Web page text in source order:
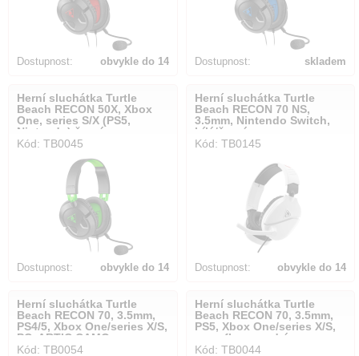
Dostupnost:
obvykle do 14
Dostupnost: skladem
Herní sluchátka Turtle
Beach RECON 50X, Xbox
One, series S/X (PS5,
Nintendo) černá
Kód: TB0045
Dostupnost:
obvykle do 14
Herní sluchátka Turtle
Beach RECON 70 NS,
3.5mm, Nintendo Switch,
bílá/černá
Kód: TB0145
Dostupnost:
obvykle do 14
Herní sluchátka Turtle
Beach RECON 70, 3.5mm,
PS4/5, Xbox One/series X/S,
PC, ARTIC CAMO
Kód: TB0054
Herní sluchátka Turtle
Beach RECON 70, 3.5mm,
PS5, Xbox One/series X/S,
camuflage modrá
Kód: TB0044